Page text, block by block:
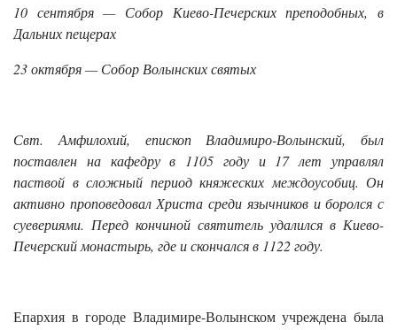
10 сентября — Собор Киево-Печерских преподобных, в
Дальних пещерах
23 октября — Собор Волынских святых
Свт. Амфилохий, епископ Владимиро-Волынский, был
поставлен на кафедру в 1105 году и 17 лет управлял
паствой в сложный период княжеских междоусобиц. Он
активно проповедовал Христа среди язычников и боролся с
суевериями. Перед кончиной святитель удалился в Киево-
Печерский монастырь, где и скончался в 1122 году.
Епархия в городе Владимире-Волынском учреждена была